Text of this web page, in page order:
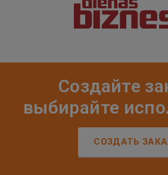
Создайте
выбирайте
СОЗДАТЬ